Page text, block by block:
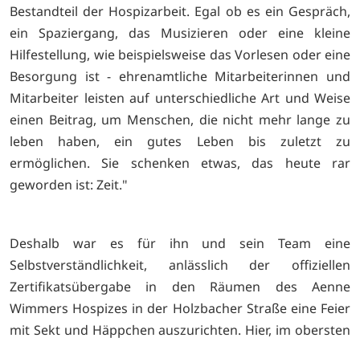
Bestandteil der Hospizarbeit. Egal ob es ein Gespräch,
ein Spaziergang, das Musizieren oder eine kleine
Hilfestellung, wie beispielsweise das Vorlesen oder eine
Besorgung ist - ehrenamtliche Mitarbeiterinnen und
Mitarbeiter leisten auf unterschiedliche Art und Weise
einen Beitrag, um Menschen, die nicht mehr lange zu
leben haben, ein gutes Leben bis zuletzt zu
ermöglichen. Sie schenken etwas, das heute rar
geworden ist: Zeit."
Deshalb war es für ihn und sein Team eine
Selbstverständlichkeit, anlässlich der offiziellen
Zertifikatsübergabe in den Räumen des Aenne
Wimmers Hospizes in der Holzbacher Straße eine Feier
mit Sekt und Häppchen auszurichten. Hier, im obersten